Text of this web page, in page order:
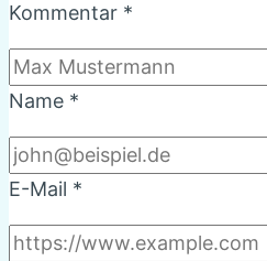
Kommentar *
Name *
E-Mail *